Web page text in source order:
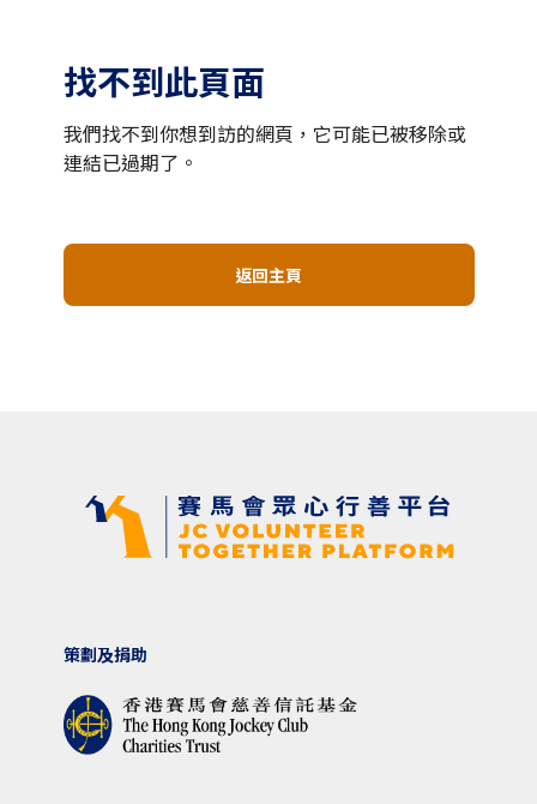
找不到此頁面
我們找不到你想到訪的網頁，它可能已被移除或
連結已過期了。
返回主頁
策劃及捐助